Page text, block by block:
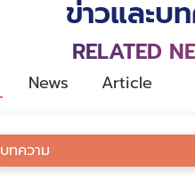
ข่าวและบ
RELATED
News Article
บทความ